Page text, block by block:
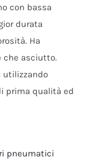
con bassa
durata
Ha
che asciutto.
utilizzando
prima qualità ed
pneumatici